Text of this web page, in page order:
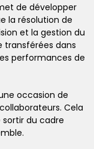
de développer
la résolution de
et la gestion du
dans
performances de
occasion de
Cela
du cadre